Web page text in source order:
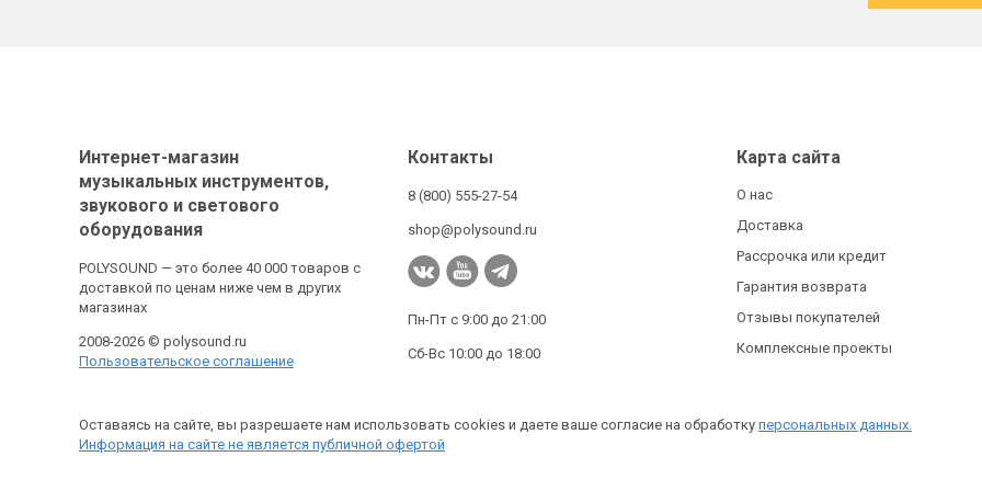
Интернет-магазин
музыкальных инструментов,
звукового и светового
оборудования
POLYSOUND — это более 40 000 товаров с
доставкой по ценам ниже чем в других
магазинах
2008-2026 © polysound.ru
Пользовательское соглашение
Контакты
8 (800) 555-27-54
shop@polysound.ru
Пн-Пт с 9:00 до 21:00
Сб-Вс 10:00 до 18:00
Карта сайта
О нас
Доставка
Рассрочка или кредит
Гарантия возврата
Отзывы покупателей
Комплексные проекты
Оставаясь на сайте, вы разрешаете нам использовать cookies и даете ваше согласие на обработку персональных данных.
Информация на сайте не является публичной офертой